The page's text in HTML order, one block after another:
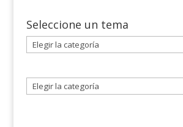
Seleccione un tema
Seleccione
un